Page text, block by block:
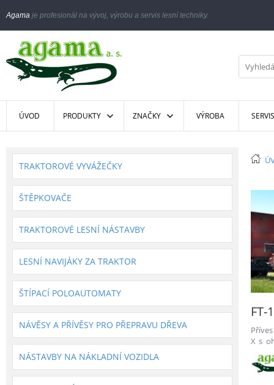
Agama je profesionál na vývoj, výrobu a servis lesní techniky.
ÚVOD PRODUKTY ZNAČKY VÝROBA SERVIS
TRAKTOROVÉ VYVÁŽEČKY
ŠTĚPKOVAČE
TRAKTOROVÉ LESNÍ NÁSTAVBY
LESNÍ NAVIJÁKY ZA TRAKTOR
ŠTÍPACÍ POLOAUTOMATY
NÁVĚSY A PŘÍVĚSY PRO PŘEPRAVU DŘEVA
NÁSTAVBY NA NÁKLADNÍ VOZIDLA
X s